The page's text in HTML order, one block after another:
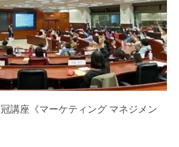
講座《マーケティング マネジメン